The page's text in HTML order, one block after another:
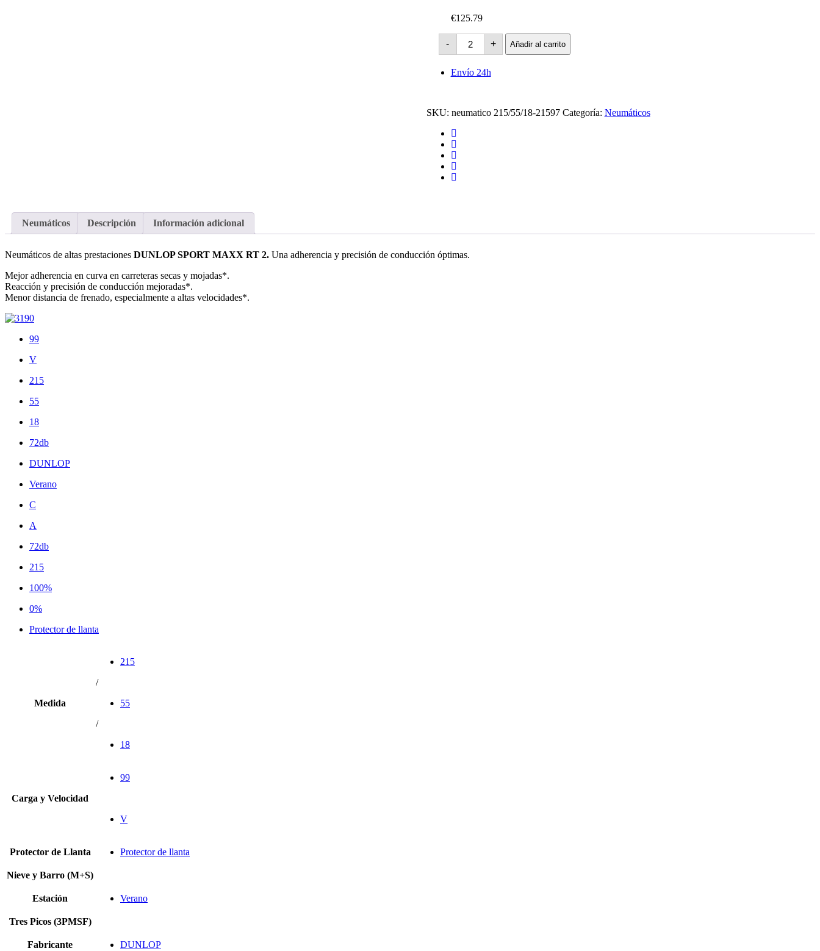
€125.79
-
DUNLOP
Sport
Maxx-
RT2
SUV
+ Añadir al carrito
Envío 24h
SKU: neumatico 215/55/18-21597 Categoría: Neumáticos
Neumáticos Descripción Información adicional
Neumáticos de altas prestaciones DUNLOP SPORT MAXX RT 2. Una adherencia y precisión de conducción óptimas.
Mejor adherencia en curva en carreteras secas y mojadas*.
Reacción y precisión de conducción mejoradas*.
Menor distancia de frenado, especialmente a altas velocidades*.
99
V
215
55
18
72db
DUNLOP
Verano
C
A
72db
215
100%
0%
Protector de llanta
Medida
215
/
55
/
18
Carga y Velocidad
99
V
Protector de Llanta Protector de llanta
Nieve y Barro (M+S)
Estación Verano
Tres Picos (3PMSF)
Fabricante DUNLOP